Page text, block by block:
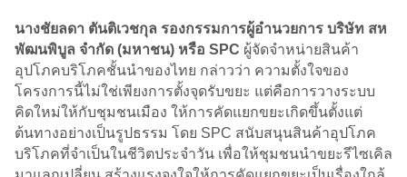
นางชัยลดา ตันติเวชกุล รองกรรมการผู้อำนวยการ บริษัท สห
พัฒนพิบูล จำกัด (มหาชน) หรือ SPC ผู้จัดจำหน่ายสินค้า
อุปโภคบริโภคชั้นนำของไทย กล่าวว่า ความตั้งใจของ
โครงการนี้ไม่ใช่เพียงการตั้งจุดรับขยะ แต่คือการวางระบบ
คิดใหม่ให้กับชุมชนเมือง ให้การคัดแยกขยะเกิดขึ้นตั้งแต่
ต้นทางอย่างเป็นรูปธรรม โดย SPC สนับสนุนสินค้าอุปโภค
บริโภคที่จำเป็นในชีวิตประจำวัน เพื่อให้ชุมชนนำขยะรีไซเคิล